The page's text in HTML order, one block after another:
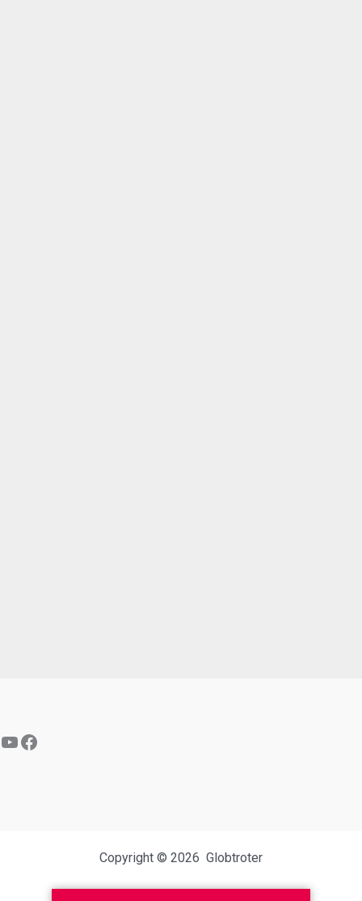
Copyright © 2026 Globtroter